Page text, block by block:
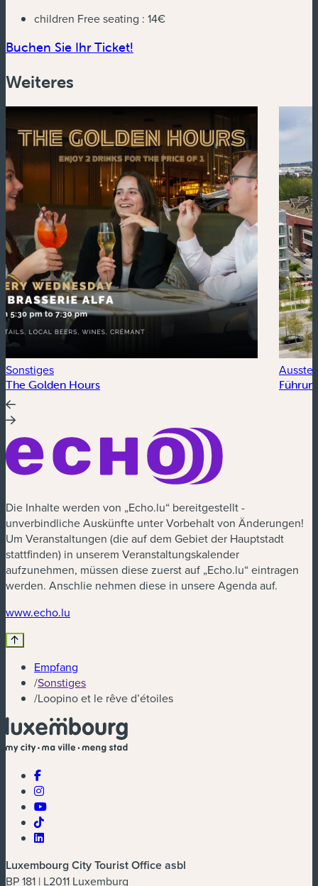
children Free seating : 14€
Buchen Sie Ihr Ticket!
Weiteres
Sonstiges
The Golden Hours
Die Inhalte werden von „Echo.lu“ bereitgestellt -
unverbindliche Auskünfte unter Vorbehalt von Änderungen!
Um Veranstaltungen (die auf dem Gebiet der Hauptstadt
stattfinden) in unserem Veranstaltungskalender
aufzunehmen, müssen diese zuerst auf „Echo.lu“ eintragen
werden. Anschlie nehmen diese in unsere Agenda auf.
www.echo.lu
Empfang
/Sonstiges
/Loopino et le rêve d’étoiles
Luxembourg City Tourist Office asbl
BP 181 | L2011 Luxemburg